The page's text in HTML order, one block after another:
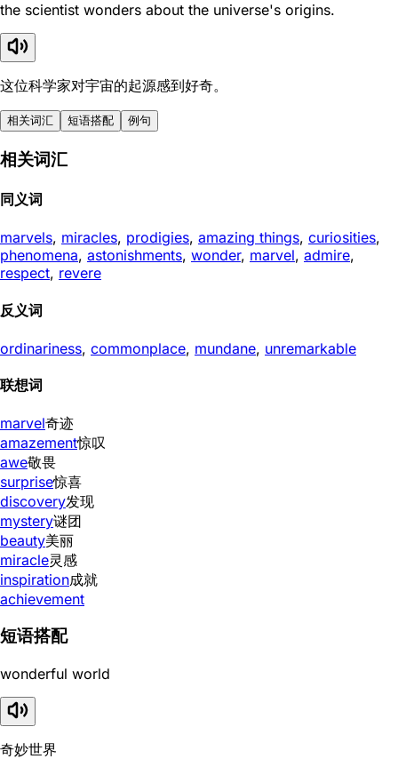
the scientist wonders about the universe's origins.
这位科学家对宇宙的起源感到好奇。
相关词汇 短语搭配 例句
相关词汇
同义词
marvels, miracles, prodigies, amazing things, curiosities,
phenomena, astonishments, wonder, marvel, admire,
respect, revere
反义词
ordinariness, commonplace, mundane, unremarkable
联想词
marvel奇迹
amazement惊叹
awe敬畏
surprise惊喜
discovery发现
mystery谜团
beauty美丽
miracle灵感
inspiration成就
achievement
短语搭配
wonderful world
奇妙世界